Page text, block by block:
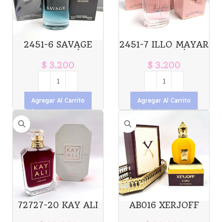
2451-6 SAVAGE
$ 3.200
Agregar Al Carrito
2451-7 ILLO MAYAR
$ 3.200
Agregar Al Carrito
72727-20 KAY ALI
AB016 XERJOFF